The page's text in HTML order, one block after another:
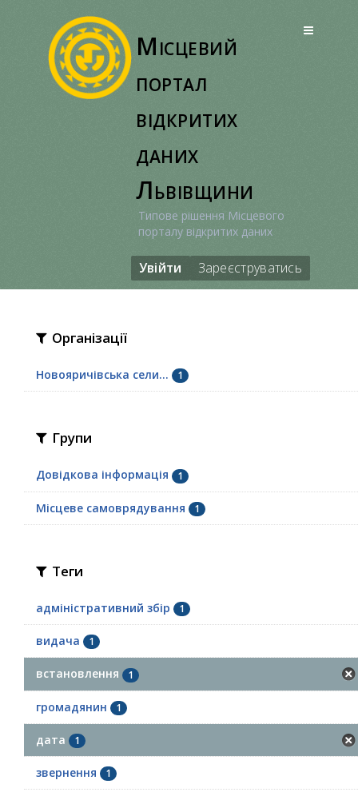
Місцевий
портал
відкритих
даних
Львівщини
Типове рішення Місцевого
порталу відкритих даних
Увійти Зареєструватись
Організації
Новояричівська сели... 1
Групи
Довідкова інформація 1
Місцеве самоврядування 1
Теги
адміністративний збір 1
видача 1
встановлення 1
громадянин 1
дата 1
звернення 1